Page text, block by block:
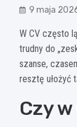
9 maja
W CV często
trudny do
szanse,
resztę ułożyć
Czy